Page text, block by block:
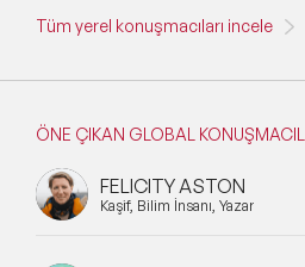
Tüm yerel konuşmacıları incele
ÖNE ÇIKAN GLOBAL
FELICITY ASTON
Kaşif, Bilim İnsanı, Yazar